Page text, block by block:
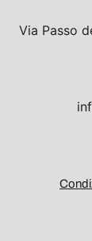
Via Passo